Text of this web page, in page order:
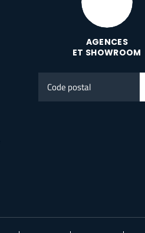
AGENCES
ET SHOWROOM
postal